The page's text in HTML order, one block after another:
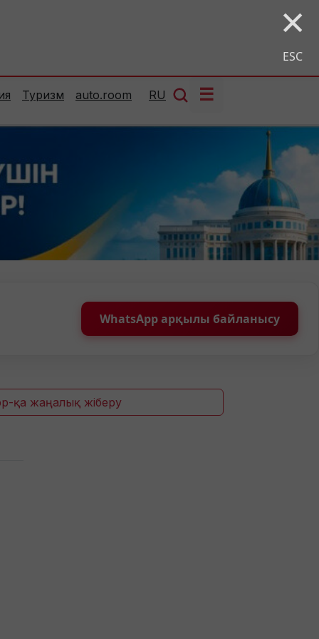
×
ESC
Туризм auto.room RU ☰
WhatsApp арқылы байланысу
қа жаңалық жіберу